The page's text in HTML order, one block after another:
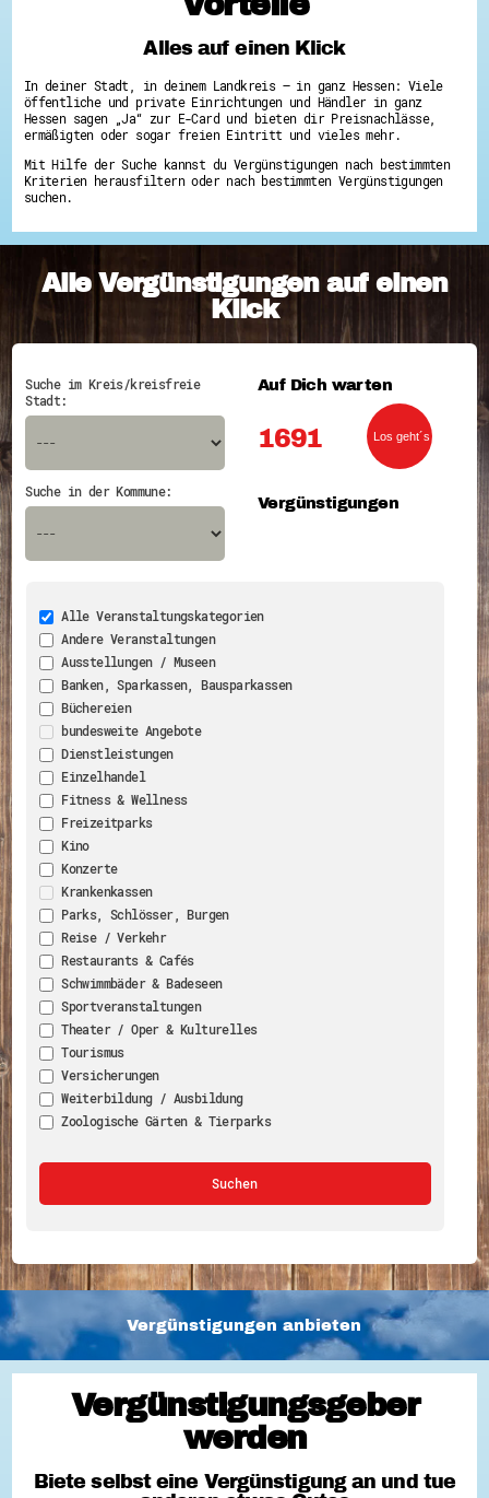
Hessen hilft Ukraine
Zeig uns dein Ehrenamt
Wettbewerb | Trikotwettbewerb
Wettbewerb | 80 Jahre Hessen - Engagement
mit Herz
8 Vereine x 80 Jahre x 1.000 €
Menschen des Respekts
SHARE IT: Teile deine Infos!
Gestalte dein Ehrenamt
Ehrenamts-Card Hessen
Crowdfunding - Viele schaffen mehr
Förderprogramme
Ehrentag
Freiwilligenmanagement
Zeugnisbeiblatt
Mach dich schlau
GEMA-Pakt
Energiepreiskrise und Ehrenamt
Generationsübergreifend aktiv
Patenschaftsprojekte
Vereine, Spenden, Steuern - Gut zu Wissen
Versicherungsschutz
Wissenswertes rund um dein Ehrenamt
Zahlen, Daten, Fakten aus Hessen
Suche
Datenschutz
Alles auf einen Klick
In deiner Stadt, in deinem Landkreis – in ganz Hessen: Viele
öffentliche und private Einrichtungen und Händler in ganz
Hessen sagen „Ja“ zur E-Card und bieten dir Preisnachlässe,
ermäßigten oder sogar freien Eintritt und vieles mehr.
Mit Hilfe der Suche kannst du Vergünstigungen nach bestimmten
Kriterien herausfiltern oder nach bestimmten Vergünstigungen
suchen.
Alle Vergünstigungen auf einen
Klick
Suche im Kreis/kreisfreie
Stadt:
Suche in der Kommune:
Auf Dich warten
1691
Vergünstigungen
Alle Veranstaltungskategorien
Andere Veranstaltungen
Ausstellungen / Museen
Banken, Sparkassen, Bausparkassen
Büchereien
bundesweite Angebote
Dienstleistungen
Einzelhandel
Fitness & Wellness
Freizeitparks
Kino
Konzerte
Krankenkassen
Parks, Schlösser, Burgen
Reise / Verkehr
Restaurants & Cafés
Schwimmbäder & Badeseen
Sportveranstaltungen
Theater / Oper & Kulturelles
Tourismus
Versicherungen
Weiterbildung / Ausbildung
Zoologische Gärten & Tierparks
Vergünstigungen anbieten
Vergünstigungsgeber
werden
Biete selbst eine Vergünstigung an und tue